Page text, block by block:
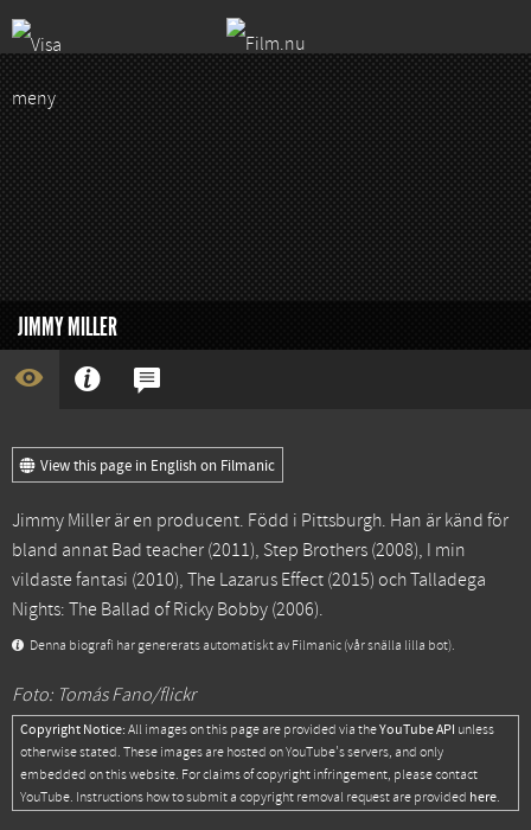
JIMMY MILLER
View this page in English on Filmanic
Jimmy Miller är en producent. Född i Pittsburgh. Han är känd för
bland annat Bad teacher (2011), Step Brothers (2008), I min
vildaste fantasi (2010), The Lazarus Effect (2015) ochTalladega
Nights: The Ballad of Ricky Bobby (2006).
Denna biografi har genererats automatiskt av Filmanic (vår snälla lilla bot).
Foto: Tomás Fano/flickr
Copyright Notice: All images on this page are provided via theYouTube API unless
otherwise stated. These images are hosted on YouTube's servers, and only
embedded on this website. For claims of copyright infringement, please contact
YouTube. Instructions how to submit a copyright removal request are provided here.